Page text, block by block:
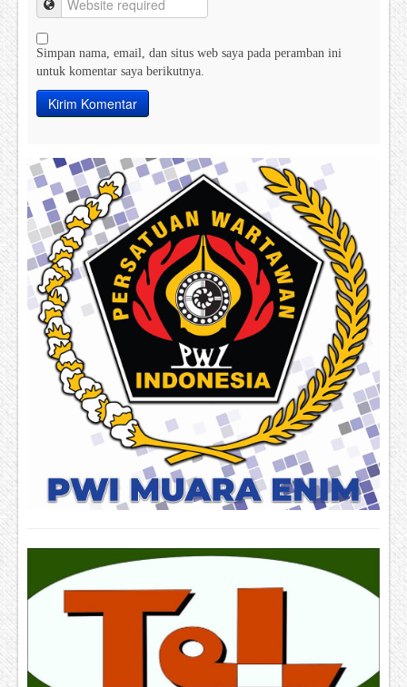
Simpan nama, email, dan situs web saya pada peramban ini
untuk komentar saya berikutnya.